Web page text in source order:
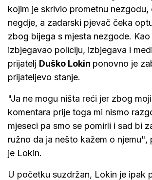
kojim je skrivio prometnu nezgodu,
negdje, a zadarski pjevač čeka
zbog bijega s mjesta nezgode.
izbjegavao policiju, izbjegava i
prijatelj Duško Lokin ponovno je
prijateljevo stanje.
"Ja ne mogu ništa reći jer zbog
komentara prije toga mi nismo
mjeseci pa smo se pomirli i sad bi
ružno da ja nešto kažem o njemu",
je Lokin.
U početku suzdržan, Lokin je ipak